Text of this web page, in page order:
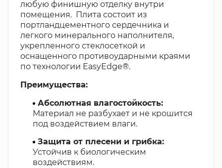
любую финишную отделку внутри
помещения. Плита состоит из
портландцементного сердечника и
легкого минерального наполнителя,
укрепленного стеклосеткой и
оснащенного противоударными краями
по технологии EasyEdge®.
Преимущества:
Абсолютная влагостойкость:
Материал не разбухает и не крошится
под воздействием влаги.
Защита от плесени и грибка:
Устойчив к биологическим
воздействиям.